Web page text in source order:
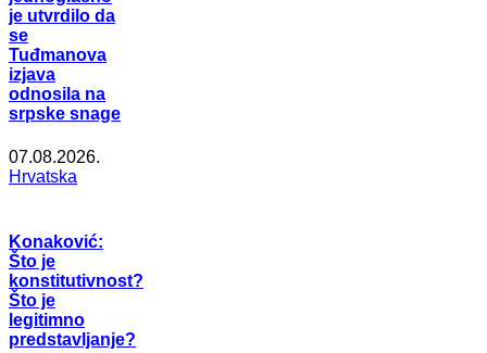
je utvrdilo da
se
Tuđmanova
izjava
odnosila na
srpske snage
07.08.2026.
Hrvatska
Konaković:
Što je
konstitutivnost?
Što je
legitimno
predstavljanje?